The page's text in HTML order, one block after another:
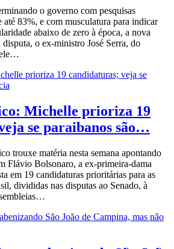
o governo com pesquisas
até 83%, e com musculatura para indicar
abaixo de zero à época, a nova
o ex-ministro José Serra, do
Michelle prioriza 19
se paraibanos são…
trouxe matéria nesta semana apontando
Flávio Bolsonaro, a ex-primeira-dama
em 19 candidaturas prioritárias para as
divididas nas disputas ao Senado, à